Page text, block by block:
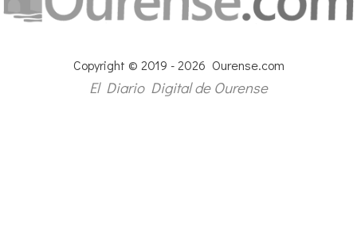
Copyright © 2019 - 2026 Ourense.com
El Diario Digital de Ourense